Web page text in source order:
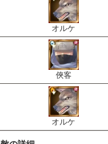
オルケ
俠客
オルケ